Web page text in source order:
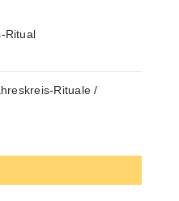
Ritual
Rituale /